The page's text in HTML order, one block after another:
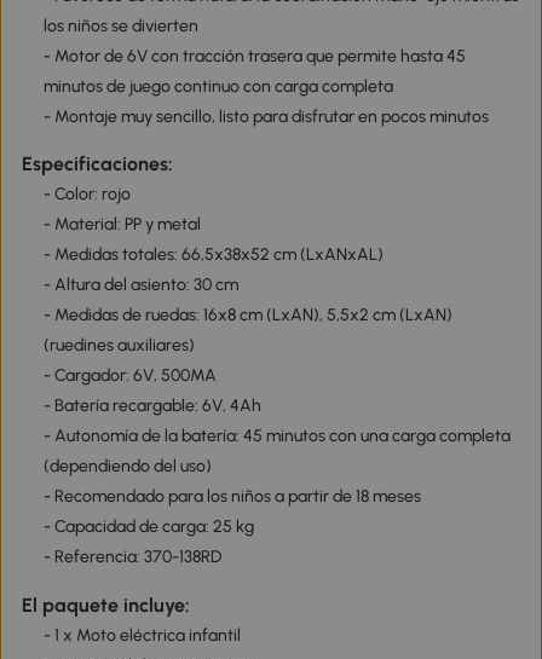
los niños se divierten
- Motor de 6V con tracción trasera que permite hasta 45
minutos de juego continuo con carga completa
- Montaje muy sencillo, listo para disfrutar en pocos minutos
Especificaciones:
- Color: rojo
- Material: PP y metal
- Medidas totales: 66,5x38x52 cm (LxANxAL)
- Altura del asiento: 30 cm
- Medidas de ruedas: 16x8 cm (LxAN), 5,5x2 cm (LxAN)
(ruedines auxiliares)
- Cargador: 6V, 500MA
- Batería recargable: 6V, 4Ah
- Autonomía de la batería: 45 minutos con una carga completa
(dependiendo del uso)
- Recomendado para los niños a partir de 18 meses
- Capacidad de carga: 25 kg
- Referencia: 370-138RD
El paquete incluye:
- 1 x Moto eléctrica infantil